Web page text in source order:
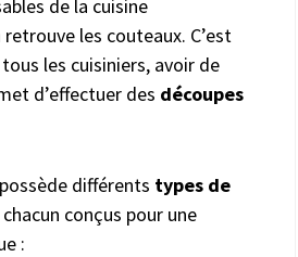
de la cuisine
les couteaux. C’est
les cuisiniers, avoir de
d’effectuer des découpes
différents types de
conçus pour une
: